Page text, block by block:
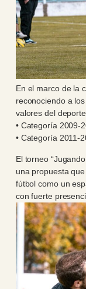
En el marco de la
reconociendo a
valores del
• Categoría 2009-
• Categoría 2011-
El torneo
una propuesta
fútbol como un
con fuerte